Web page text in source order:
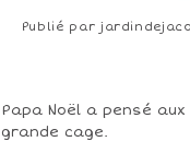
Publié par
Papa Noël a pensé
grande cage.